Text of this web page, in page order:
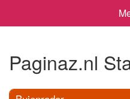
Paginaz.nl